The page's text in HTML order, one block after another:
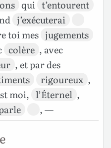
qui t’entourent
j’exécuterai
toi mes jugements
colère , avec
, et par des
rigoureux ,
moi, l’Éternel ,
, —